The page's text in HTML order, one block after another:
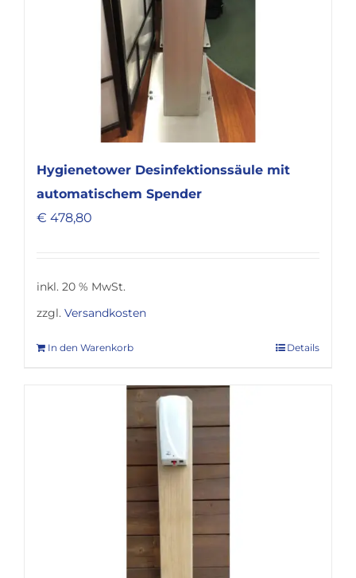
Hygienetower Desinfektionssäule mit
automatischem Spender
€ 478,80
inkl. 20 % MwSt.
zzgl. Versandkosten
In den Warenkorb Details